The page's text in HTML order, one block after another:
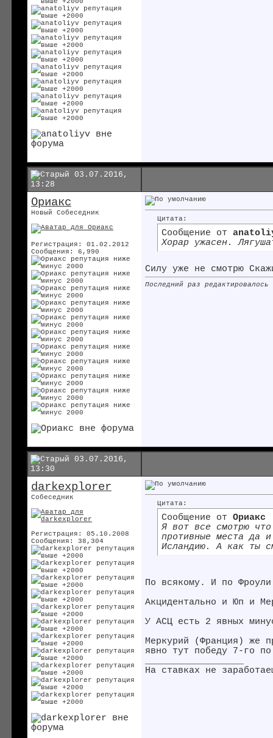
03.07.2016,
13:28
Ориакс
Новый Собеседник
Регистрация: 01.02.2012
Сообщения: 6,990
Цитата:
Сообщение от
Хорар ужасен.
Силу уже не смотрю
Последний раз
03.07.2016,
13:30
darkexplorer
Собеседник
Регистрация: 05.10.2008
Сообщения: 38,304
Цитата:
Сообщение от Ориакс
Я вот все смотрю
противные места да
Исландию. А как ты
По всякому. И по
Акцидентально и Юп и
У АСЦ есть 2 явных
Меркурий (Франция) же
явно тут победу 7-го
На ставках не